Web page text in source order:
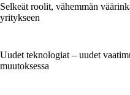
Selkeät roolit, vähemmän
yritykseen
Uudet teknologiat – uudet
muutoksessa